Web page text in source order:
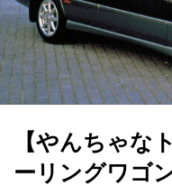
【やんちゃな
ーリングワゴ